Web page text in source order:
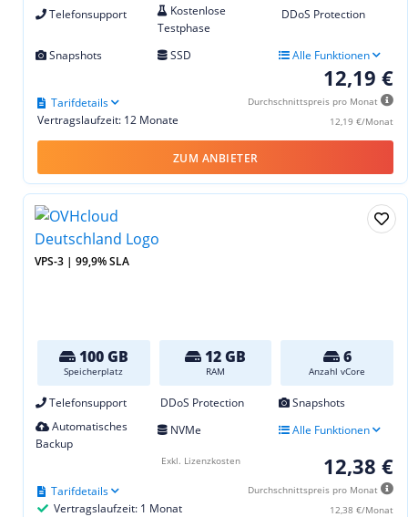
Telefonsupport
Kostenlose
Testphase
DDoS Protection
Snapshots SSD Alle Funktionen
12,19 €
Durchschnittspreis pro Monat
12,19 €/Monat
Vertragslaufzeit: 12 Monate
Tarifdetails
ZUM ANBIETER
VPS-3 | 99,9% SLA
100 GB
Speicherplatz
12 GB
RAM
6
Anzahl vCore
Telefonsupport DDoS Protection
Snapshots
Automatisches
Backup
NVMe Alle Funktionen
12,38 €
Durchschnittspreis pro Monat
12,38 €/Monat
Vertragslaufzeit: 1 Monat
Tarifdetails
Exkl. Lizenzkosten